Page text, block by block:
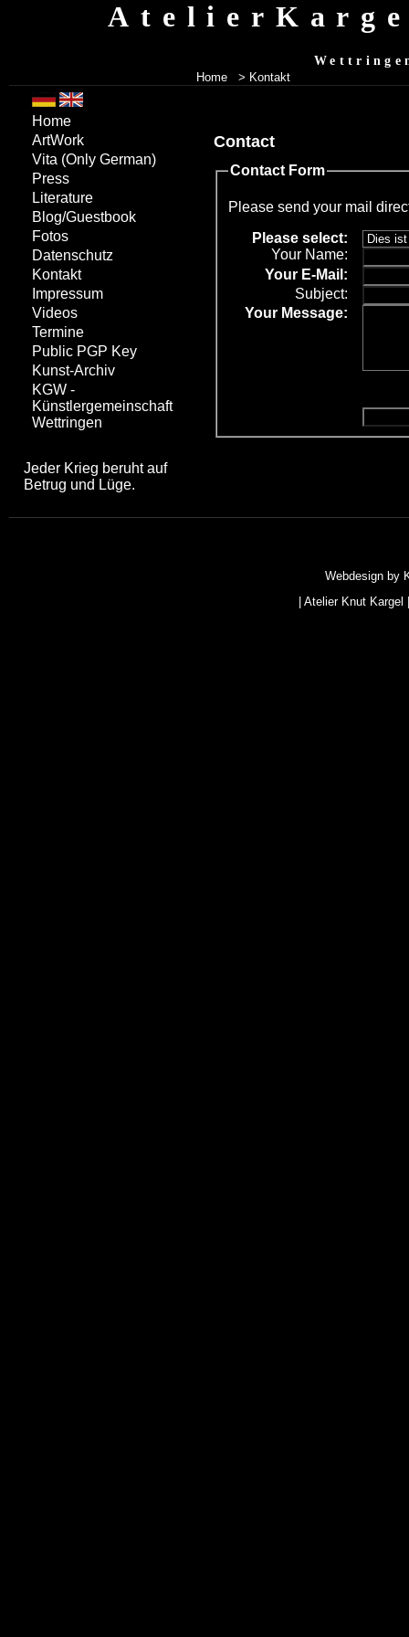
Home > Kontakt
Contact
Contact Form
Please send your mail
Please select:
Your Name:
Your E-Mail:
Subject:
Your Message:
Home
ArtWork
Vita (Only German)
Press
Literature
Blog/Guestbook
Fotos
Datenschutz
Kontakt
Impressum
Videos
Termine
Public PGP Key
Kunst-Archiv
KGW -
Künstlergemeinschaft
Wettringen
Jeder Krieg beruht auf
Betrug und Lüge.
Webdesign by
|Atelier Knut Kargel